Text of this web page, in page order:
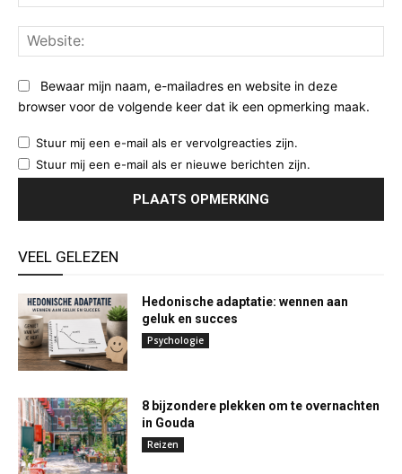
Bewaar mijn naam, e-mailadres en website in deze
browser voor de volgende keer dat ik een opmerking maak.
Stuur mij een e-mail als er vervolgreacties zijn.
Stuur mij een e-mail als er nieuwe berichten zijn.
VEEL GELEZEN
Hedonische adaptatie: wennen aan
geluk en succes
Psychologie
8 bijzondere plekken om te overnachten
in Gouda
Reizen